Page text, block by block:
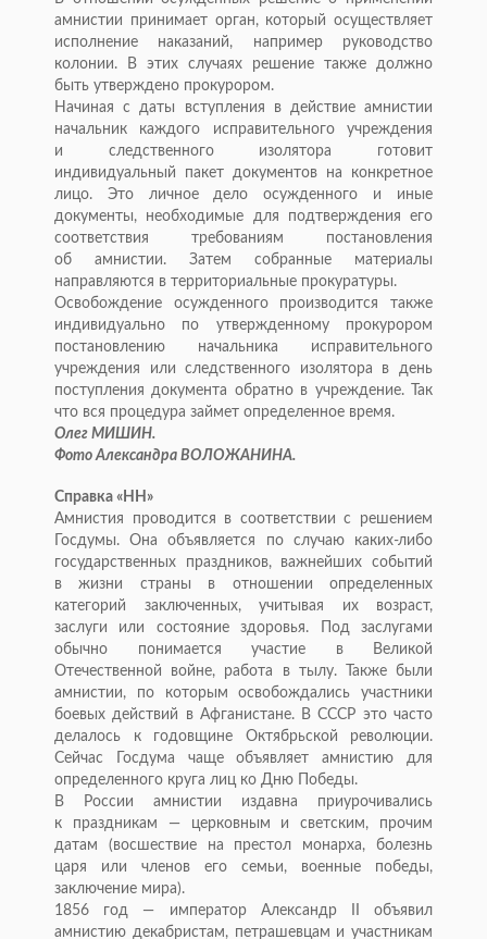
амнистии принимает орган, который осуществляет
исполнение наказаний, например руководство
колонии. В
этих случаях решение также должно
быть утверждено прокурором.
Начиная с
даты вступления в действие амнистии
начальник каждого исправительного учреждения
и
следственного изолятора готовит
индивидуальный пакет документов на
конкретное
лицо. Это личное дело осужденного и
иные
документы, необходимые для подтверждения его
соответствия требованиям постановления
об
амнистии. Затем собранные материалы
направляются в территориальные прокуратуры.
Освобождение осужденного производится также
индивидуально по
утвержденному прокурором
постановлению начальника исправительного
учреждения или следственного изолятора в
день
поступления документа обратно в учреждение. Так
что вся процедура займет определенное время.
Олег МИШИН.
Фото Александра ВОЛОЖАНИНА.
Справка « НН »
Амнистия проводится в соответствии с
решением
Госдумы. Она объявляется по
случаю каких-либо
государственных праздников, важнейших событий
в
жизни страны в
отношении определенных
категорий заключенных, учитывая их
возраст,
заслуги или состояние здоровья. Под заслугами
обычно понимается участие в
Великой
Отечественной войне, работа в
тылу. Также были
амнистии, по
которым освобождались участники
боевых действий в Афганистане. В СССР это часто
делалось к
годовщине Октябрьской революции.
Сейчас Госдума чаще объявляет амнистию для
определенного круга лиц ко Дню Победы.
В
России амнистии издавна приурочивались
к
праздникам —церковным и
светским, прочим
датам (восшествие на
престол монарха, болезнь
царя или членов его семьи, военные победы,
заключение мира).
1856 год
— император Александр II
объявил
амнистию декабристам, петрашевцам и участникам